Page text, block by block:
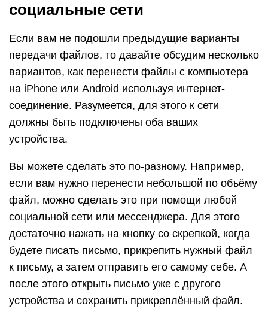
социальные сети
Если вам не подошли предыдущие варианты
передачи файлов, то давайте обсудим несколько
вариантов, как перенести файлы с компьютера
на iPhone или Android используя интернет-
соединение. Разумеется, для этого к сети
должны быть подключены оба ваших
устройства.
Вы можете сделать это по-разному. Например,
если вам нужно перенести небольшой по объёму
файл, можно сделать это при помощи любой
социальной сети или мессенджера. Для этого
достаточно нажать на кнопку со скрепкой, когда
будете писать письмо, прикрепить нужный файл
к письму, а затем отправить его самому себе. А
после этого открыть письмо уже с другого
устройства и сохранить прикреплённый файл.